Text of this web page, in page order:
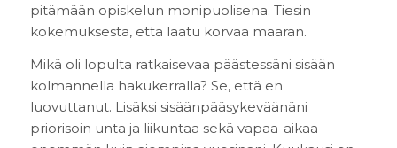
pitämään opiskelun monipuolisena. Tiesin
kokemuksesta, että laatu korvaa määrän.
Mikä oli lopulta ratkaisevaa päästessäni sisään
kolmannella hakukerralla? Se, että en
luovuttanut. Lisäksi sisäänpääsykeväänäni
priorisoin unta ja liikuntaa sekä vapaa-aikaa